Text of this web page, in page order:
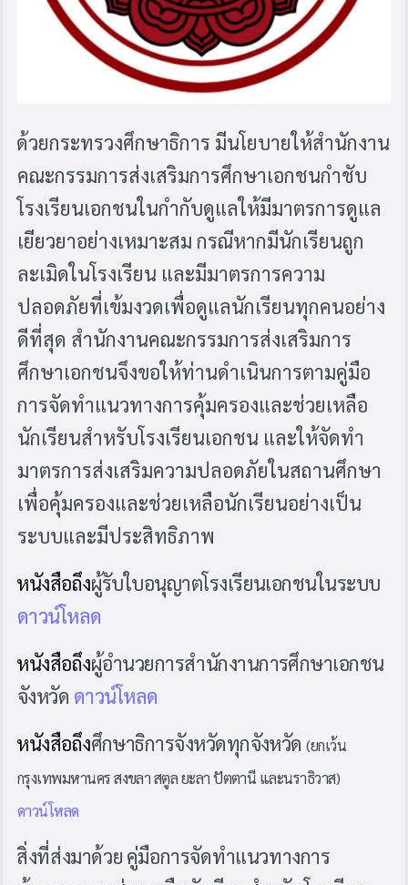
ด้วยกระทรวงศึกษาธิการ มีนโยบายให้สำนักงาน
คณะกรรมการส่งเสริมการศึกษาเอกชนกำชับ
โรงเรียนเอกชนในกำกับดูแลให้มีมาตรการดูแล
เยียวยาอย่างเหมาะสม กรณีหากมีนักเรียนถูก
ละเมิดในโรงเรียน และมีมาตรการความ
ปลอดภัยที่เข้มงวดเพื่อดูแลนักเรียนทุกคนอย่าง
ดีที่สุด สำนักงานคณะกรรมการส่งเสริมการ
ศึกษาเอกชนจึงขอให้ท่านดำเนินการตามคู่มือ
การจัดทำแนวทางการคุ้มครองและช่วยเหลือ
นักเรียนสำหรับโรงเรียนเอกชน และให้จัดทำ
มาตรการส่งเสริมความปลอดภัยในสถานศึกษา
เพื่อคุ้มครองและช่วยเหลือนักเรียนอย่างเป็น
ระบบและมีประสิทธิภาพ
หนังสือถึงผู้รับใบอนุญาตโรงเรียนเอกชนในระบบ
ดาวน์โหลด
หนังสือถึงผู้อำนวยการสำนักงานการศึกษาเอกชน
จังหวัด ดาวน์โหลด
หนังสือถึงศึกษาธิการจังหวัดทุกจังหวัด(ยกเว้น
กรุงเทพมหานคร สงขลา สตูล ยะลา ปัตตานี และนราธิวาส)
ดาวน์โหลด
สิ่งที่ส่งมาด้วย คู่มือการจัดทำแนวทางการ